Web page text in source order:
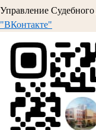
Управление
"ВКонтакте"